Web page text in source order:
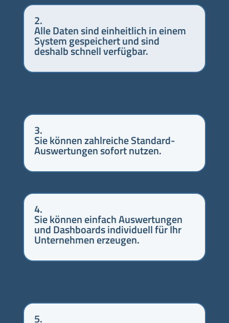
2.
Alle Daten sind einheitlich in einem
System gespeichert und sind
deshalb schnell verfügbar.
3.
Sie können zahlreiche Standard-
Auswertungen sofort nutzen.
4.
Sie können einfach Auswertungen
und Dashboards individuell für Ihr
Unternehmen erzeugen.
5.